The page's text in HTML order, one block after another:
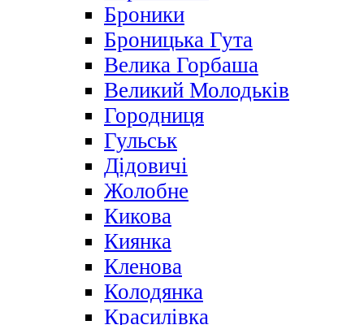
Броники
Броницька Гута
Велика Горбаша
Великий Молодьків
Городниця
Гульськ
Дідовичі
Жолобне
Кикова
Киянка
Кленова
Колодянка
Красилівка